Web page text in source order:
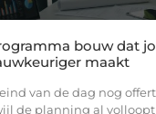
bouw dat
maakt
van de dag nog
de planning al